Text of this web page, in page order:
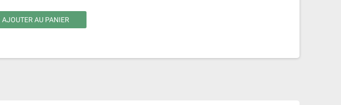
AJOUTER AU PANIER